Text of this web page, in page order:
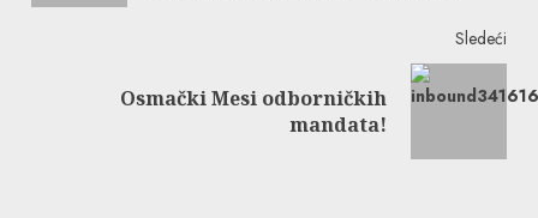
Sledeći
Osmački Mesi odborničkih
mandata!